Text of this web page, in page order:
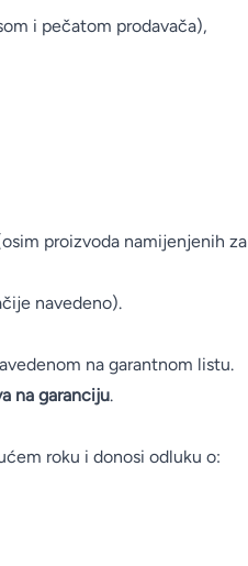
i pečatom prodavača),
proizvoda namijenjenih za
navedeno).
na garantnom listu.
na garanciju.
roku i donosi odluku o: